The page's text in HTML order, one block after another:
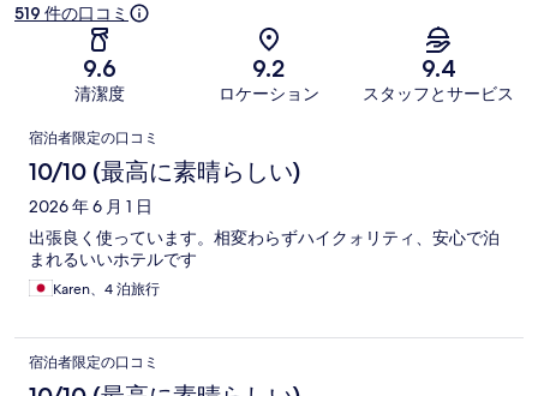
519 件の口コミ
9.6
清潔度
9.2
ロケーション
9.4
スタッフとサービス
口
コ
ミ
宿泊者限定の口コミ
10/10 (最高に素晴らしい)
2026 年 6 月 1 日
出張良く使っています。相変わらずハイクォリティ、安心で泊
まれるいいホテルです
Karen、4 泊旅行
宿泊者限定の口コミ